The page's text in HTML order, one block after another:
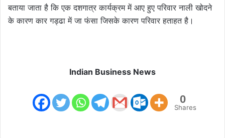
बताया जाता है कि एक दशगात्र कार्यक्रम में आए हुए परिवार नाली खोदने
के कारण कार गड्ढा में जा फंसा जिसके कारण परिवार हताहत है।
Indian Business News
0
Shares